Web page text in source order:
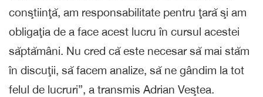
conştiinţă, am responsabilitate pentru ţară şi am
obligaţia de a face acest lucru în cursul acestei
săptămâni. Nu cred că este necesar să mai stăm
în discuţii, să facem analize, să ne gândim la tot
felul de lucruri”, a transmis Adrian Veştea.